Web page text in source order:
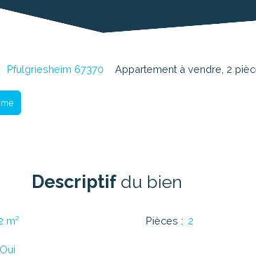
Pfulgriesheim 67370 Appartement à vendre, 2
Descriptifdu bien
m² Pièces : 2
Oui